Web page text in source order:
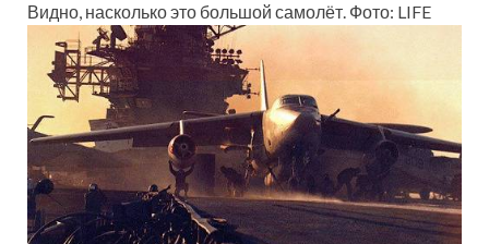
Видно, насколько это большой самолёт. Фото: LIFE